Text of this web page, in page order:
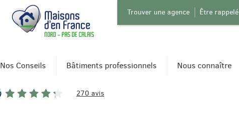
Trouver une agence Être rappelé
Nos Conseils Bâtiments professionnels Nous connaître
270 avis